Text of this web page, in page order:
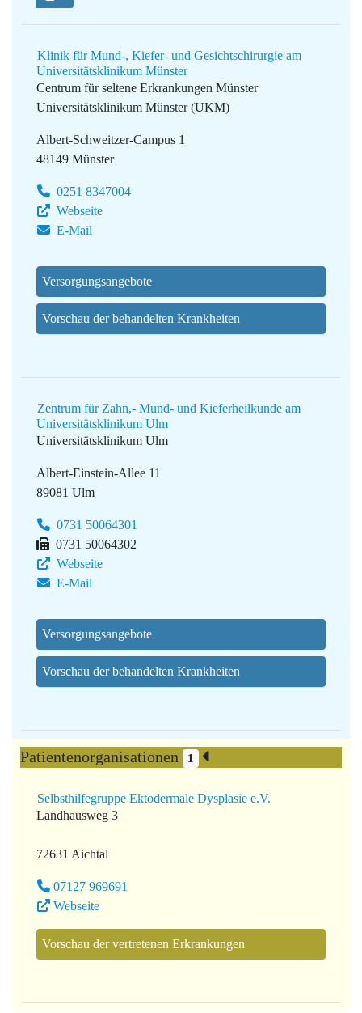
Klinik für Mund-, Kiefer- und Gesichtschirurgie am
Universitätsklinikum Münster
Centrum für seltene Erkrankungen Münster
Universitätsklinikum Münster (UKM)
Albert-Schweitzer-Campus 1
48149 Münster
0251 8347004
Webseite
E-Mail
Versorgungsangebote
Vorschau der behandelten Krankheiten
Zentrum für Zahn,- Mund- und Kieferheilkunde am
Universitätsklinikum Ulm
Universitätsklinikum Ulm
Albert-Einstein-Allee 11
89081 Ulm
0731 50064301
0731 50064302
Webseite
E-Mail
Versorgungsangebote
Vorschau der behandelten Krankheiten
Patientenorganisationen 1
Selbsthilfegruppe Ektodermale Dysplasie e.V.
Landhausweg 3
72631 Aichtal
07127 969691
Webseite
Vorschau der vertretenen Erkrankungen